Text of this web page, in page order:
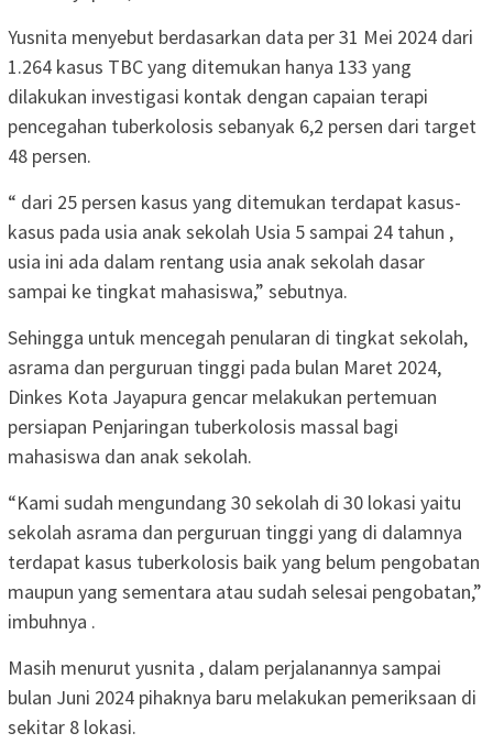
Yusnita menyebut berdasarkan data per 31 Mei 2024 dari
1.264 kasus TBC yang ditemukan hanya 133 yang
dilakukan investigasi kontak dengan capaian terapi
pencegahan tuberkolosis sebanyak 6,2 persen dari target
48 persen.
“ dari 25 persen kasus yang ditemukan terdapat kasus-
kasus pada usia anak sekolah Usia 5 sampai 24 tahun ,
usia ini ada dalam rentang usia anak sekolah dasar
sampai ke tingkat mahasiswa,” sebutnya.
Sehingga untuk mencegah penularan di tingkat sekolah,
asrama dan perguruan tinggi pada bulan Maret 2024,
Dinkes Kota Jayapura gencar melakukan pertemuan
persiapan Penjaringan tuberkolosis massal bagi
mahasiswa dan anak sekolah.
“Kami sudah mengundang 30 sekolah di 30 lokasi yaitu
sekolah asrama dan perguruan tinggi yang di dalamnya
terdapat kasus tuberkolosis baik yang belum pengobatan
maupun yang sementara atau sudah selesai pengobatan,”
imbuhnya .
Masih menurut yusnita , dalam perjalanannya sampai
bulan Juni 2024 pihaknya baru melakukan pemeriksaan di
sekitar 8 lokasi.